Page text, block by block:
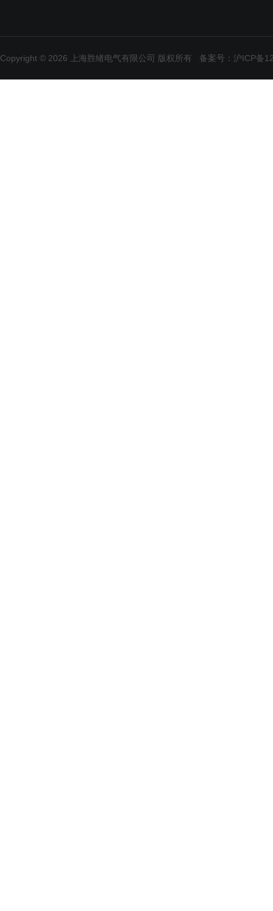
Copyright © 2026 上海胜绪电气有限公司 版权所有 备案号：沪ICP备